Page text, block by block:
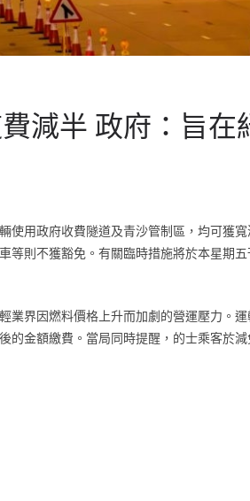
減半 政府：旨在
使用政府收費隧道及青沙管制區，均可獲
等則不獲豁免。有關臨時措施將於本星期
業界因燃料價格上升而加劇的營運壓力。
的金額繳費。當局同時提醒，的士乘客於